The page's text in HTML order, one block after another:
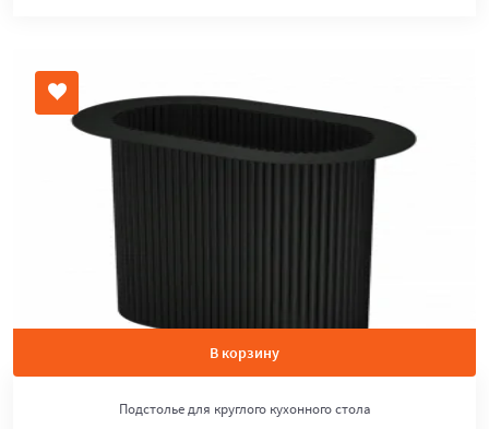
В корзину
Подстолье для круглого кухонного стола